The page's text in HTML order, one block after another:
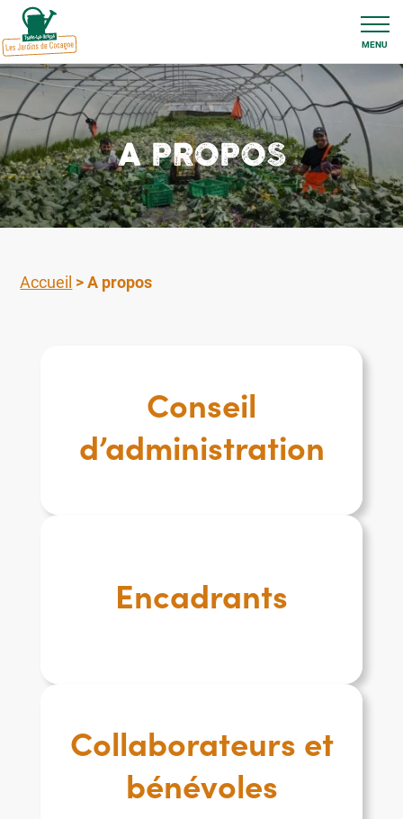
MENU
A PROPOS
Accueil >A propos
Conseil
d’administration
Encadrants
Collaborateurs et
bénévoles